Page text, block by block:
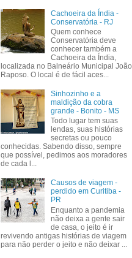
Cachoeira da Índia -
Conservatória - RJ
Quem conhece
Conservatória deve
conhecer também a
Cachoeira da Índia,
localizada no Balneário Municipal João
Raposo. O local é de fácil aces...
Sinhozinho e a
maldição da cobra
grande - Bonito - MS
Todo lugar tem suas
lendas, suas histórias
secretas ou pouco
conhecidas. Sabendo disso, sempre
que possível, pedimos aos moradores
de cada l...
Causos de viagem -
perdido em Curitiba -
PR
Enquanto a pandemia
não deixa a gente sair
de casa, o jeito é ir
revivendo antigas histórias de viagem
para não perder o jeito e não deixar ...